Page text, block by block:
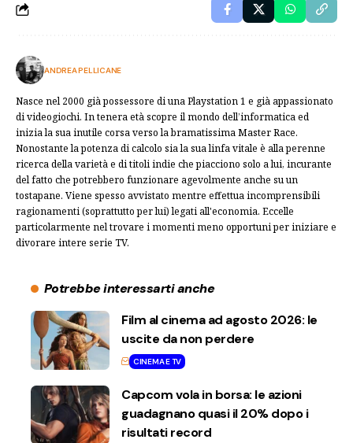
ANDREA PELLICANE
Nasce nel 2000 già possessore di una Playstation 1 e già appassionato
di videogiochi. In tenera età scopre il mondo dell’informatica ed
inizia la sua inutile corsa verso la bramatissima Master Race.
Nonostante la potenza di calcolo sia la sua linfa vitale è alla perenne
ricerca della varietà e di titoli indie che piacciono solo a lui, incurante
del fatto che potrebbero funzionare agevolmente anche su un
tostapane. Viene spesso avvistato mentre effettua incomprensibili
ragionamenti (soprattutto per lui) legati all'economia. Eccelle
particolarmente nel trovare i momenti meno opportuni per iniziare e
divorare intere serie TV.
Potrebbe interessarti anche
Film al cinema ad agosto 2026: le
uscite da non perdere
CINEMA E TV
Capcom vola in borsa: le azioni
guadagnano quasi il 20% dopo i
risultati record